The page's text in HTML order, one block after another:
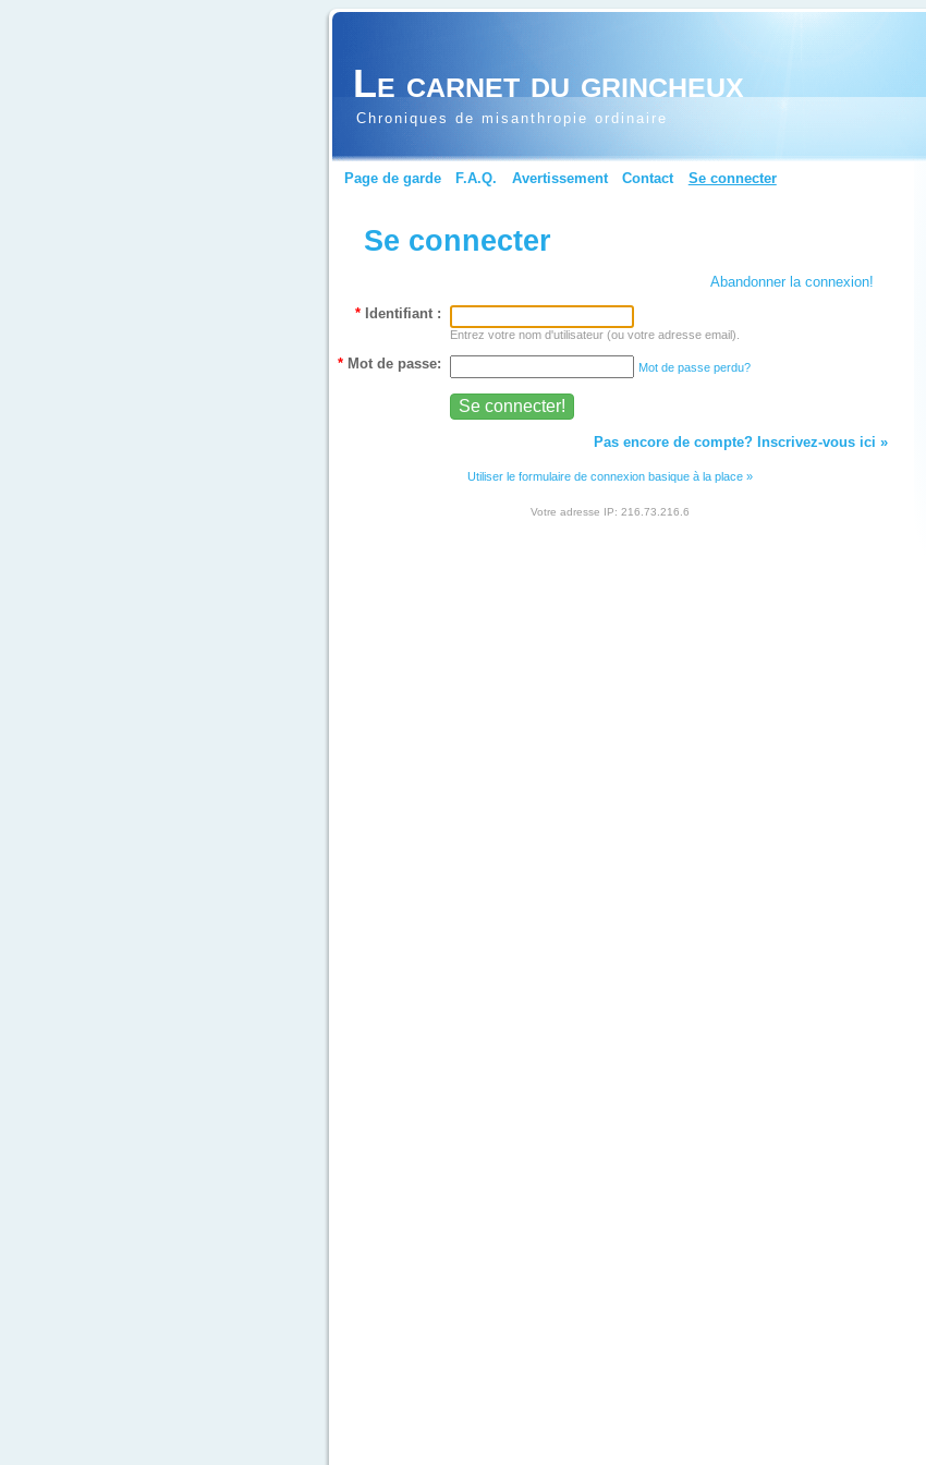
Le carnet du grincheux
Chroniques de misanthropie ordinaire
Page de garde F.A.Q. Avertissement Contact Se connecter
Se connecter
Abandonner la connexion!
* Identifiant :
Entrez votre nom d'utilisateur (ou votre adresse email).
* Mot de passe: Mot de passe perdu?
Pas encore de compte? Inscrivez-vous ici »
Utiliser le formulaire de connexion basique à la place »
Votre adresse IP: 216.73.216.6